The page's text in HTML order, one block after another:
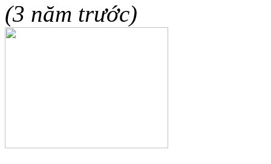
(3 năm trước)